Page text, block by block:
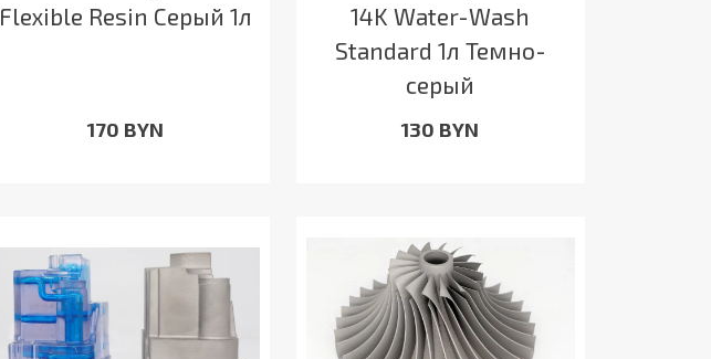
Flexible Resin Серый 1л
170 BYN
14K Water-Wash
Standard 1л Темно-
серый
130 BYN